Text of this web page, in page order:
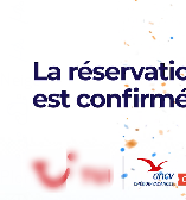
Neige
Plongée